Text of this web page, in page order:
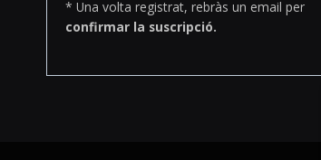
* Una volta registrat, rebràs un email per
confirmar la suscripció.